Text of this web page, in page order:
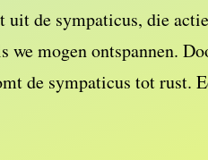
uit de sympaticus, die
mogen ontspannen.
de sympaticus tot rust.